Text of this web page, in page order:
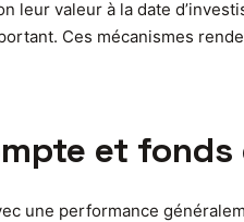
valeur à la date
Ces mécanismes
et fonds
une performance